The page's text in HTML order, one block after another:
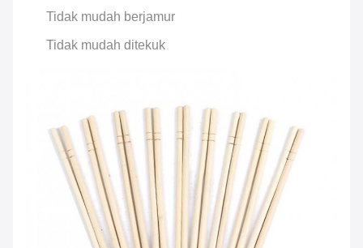
Tidak mudah berjamur
Tidak mudah ditekuk